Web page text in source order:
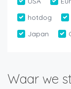
hotdog
Japan
Waar we